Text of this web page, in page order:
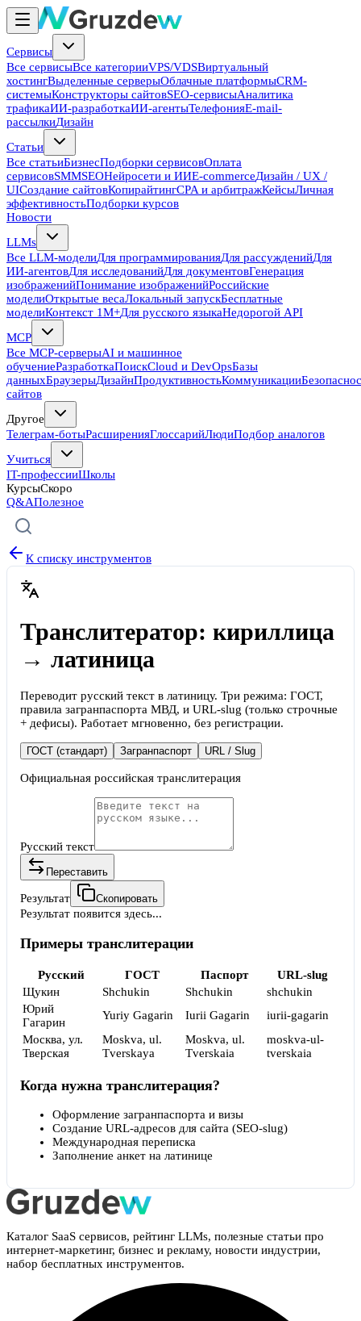
Сервисы
Все сервисыВсе категорииVPS/VDSВиртуальный
хостингВыделенные серверыОблачные платформыCRM-
системыКонструкторы сайтовSEO-сервисыАналитика
трафикаИИ-разработкаИИ-агентыТелефонияE-mail-
рассылкиДизайн
Статьи
Все статьиБизнесПодборки сервисовОплата
сервисовSMMSEOНейросети и ИИE-commerceДизайн / UX /
UIСоздание сайтовКопирайтингCPA и арбитражКейсыЛичная
эффективностьПодборки курсов
Новости
LLMs
Все LLM-моделиДля программированияДля рассужденийДля
ИИ-агентовДля исследованийДля документовГенерация
изображенийПонимание изображенийРоссийские
моделиОткрытые весаЛокальный запускБесплатные
моделиКонтекст 1M+Для русского языкаНедорогой API
MCP
Все MCP-серверыAI и машинное
обучениеРазработкаПоискCloud и DevOpsБазы
данныхБраузерыДизайнПродуктивностьКоммуникации
сайтов
Другое
Телеграм-ботыРасширенияГлоссарийЛюдиПодбор аналогов
Учиться
IT-профессииШколы
КурсыСкоро
Q&AПолезное
К списку инструментов
Транслитератор: кириллица
→ латиница
Переводит русский текст в латиницу. Три режима: ГОСТ,
правила загранпаспорта МВД, и URL-slug (только строчные
+ дефисы). Работает мгновенно, без регистрации.
ГОСТ (стандарт) Загранпаспорт URL / Slug
Официальная российская транслитерация
Русский текст
Переставить
Результат Скопировать
Результат появится здесь...
Примеры транслитерации
Русский ГОСТ Паспорт
URL-slug
Щукин
Shchukin Shchukin
shchukin
Юрий
Гагарин
Yuriy Gagarin Iurii Gagarin
iurii-gagarin
Москва, ул.
Тверская
Moskva, ul.
Tverskaya
Moskva, ul.
Tverskaia
moskva-ul-
tverskaia
Когда нужна транслитерация?
Оформление загранпаспорта и визы
Создание URL-адресов для сайта (SEO-slug)
Международная переписка
Заполнение анкет на латинице
Каталог SaaS сервисов, рейтинг LLMs, полезные статьи про
интернет-маркетинг, бизнес и рекламу, новости индустрии,
набор бесплатных инструментов.